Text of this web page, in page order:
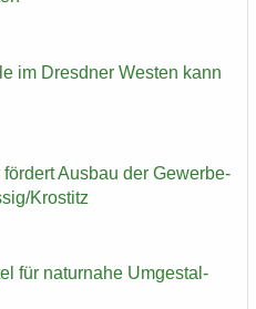
im Dresd­ner Wes­ten kann
Aus­bau der Ge­wer­be­
Krostitz
für na­tur­na­he Um­ge­stal­